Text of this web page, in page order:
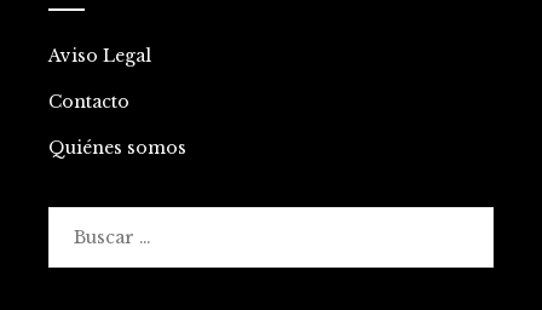
Aviso Legal
Contacto
Quiénes somos